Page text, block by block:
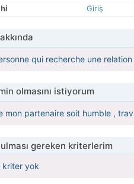
Giriş
qui recherche une relation
olmasını istiyorum
mon partenaire soit humble ,
gereken kriterlerim
kriter yok